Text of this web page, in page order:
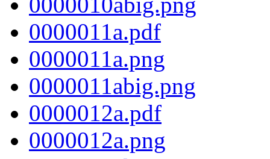
0000011a.pdf
0000011a.png
0000011abig.png
0000012a.pdf
0000012a.png